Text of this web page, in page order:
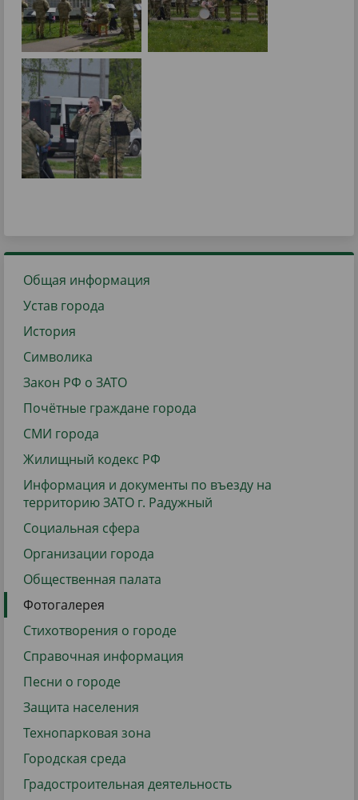
Общая информация
Устав города
История
Символика
Закон РФ о ЗАТО
Почётные граждане города
СМИ города
Жилищный кодекс РФ
Информация и документы по въезду на
территорию ЗАТО г. Радужный
Социальная сфера
Организации города
Общественная палата
Фотогалерея
Стихотворения о городе
Справочная информация
Песни о городе
Защита населения
Технопарковая зона
Городская среда
Градостроительная деятельность